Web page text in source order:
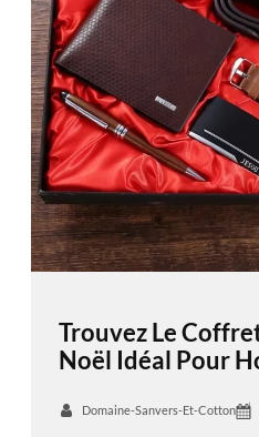
Trouvez Le
Noël Idéal Pour
Domaine-Sanvers-Et-Cotton